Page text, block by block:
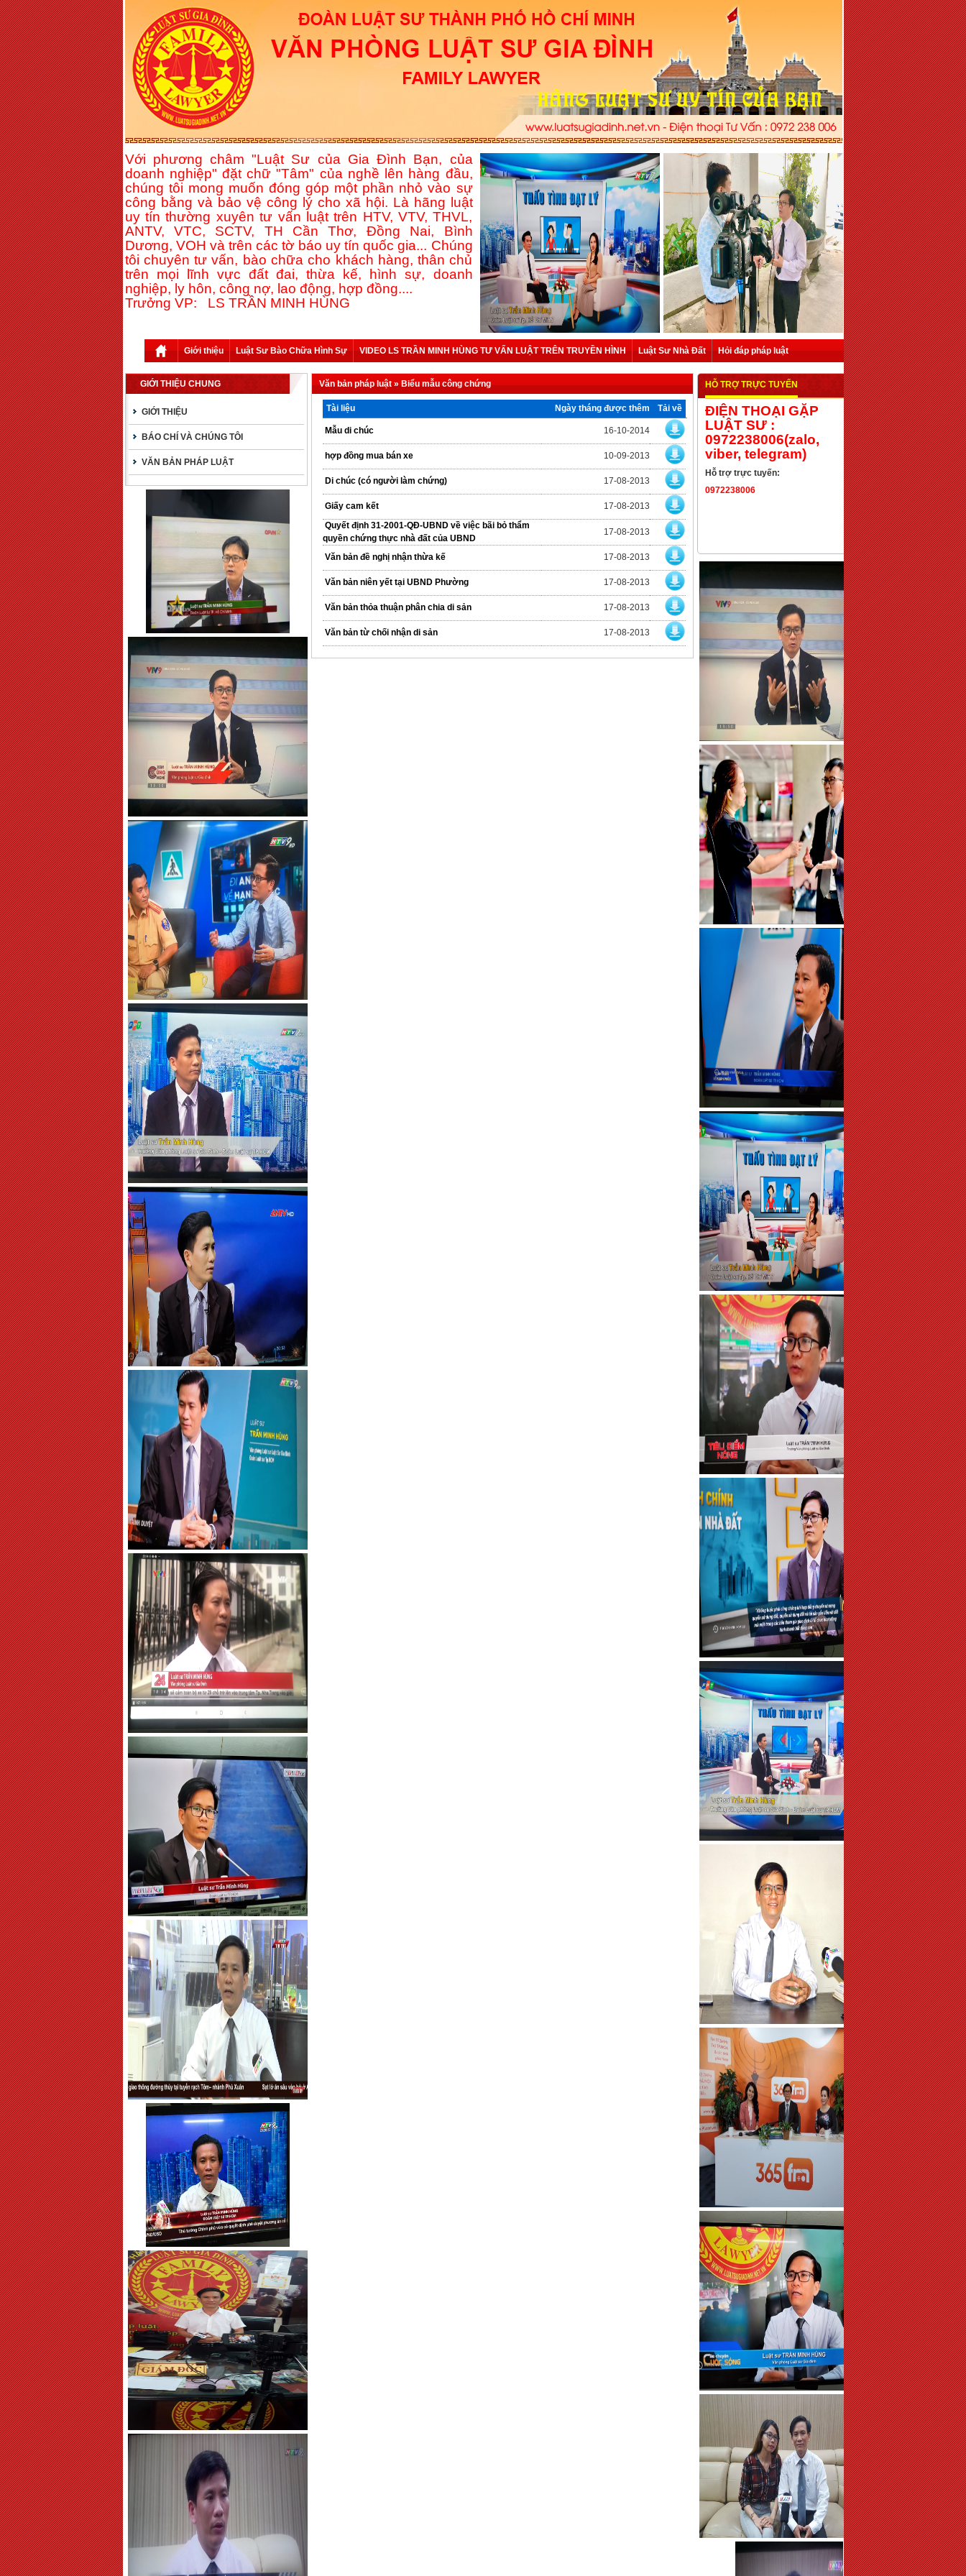
Với phương châm "Luật Sư của Gia Đình Bạn, của
doanh nghiệp" đặt chữ "Tâm" của nghề lên hàng đầu,
chúng tôi mong muốn đóng góp một phần nhỏ vào sự
công bằng và bảo vệ công lý cho xã hội. Là hãng luật
uy tín thường xuyên tư vấn luật trên HTV, VTV, THVL,
ANTV, VTC, SCTV, TH Cần Thơ, Đồng Nai, Bình
Dương, VOH và trên các tờ báo uy tín quốc gia... Chúng
tôi chuyên tư vấn, bào chữa cho khách hàng, thân chủ
trên mọi lĩnh vực đất đai, thừa kế, hình sự, doanh
nghiệp, ly hôn, công nợ, lao động, hợp đồng....
Trưởng VP: LS TRẦN MINH HÙNG
Giới thiệu Luật Sư Bào Chữa Hình Sự VIDEO LS TRẦN MINH HÙNG TƯ VẤN LUẬT TRÊN TRUYỀN HÌNH Luật Sư Nhà Đất Hỏi đáp pháp luật
GIỚI THIỆU CHUNG
GIỚI THIỆU
BÁO CHÍ VÀ CHÚNG TÔI
VĂN BẢN PHÁP LUẬT
Văn bản pháp luật»Biểu mẫu công chứng
Tài liệu Ngày tháng được thêm Tải về
Mẫu di chúc 16-10-2014
hợp đồng mua bán xe 10-09-2013
Di chúc (có người làm chứng) 17-08-2013
Giấy cam kết
17-08-2013
Quyết định 31-2001-QĐ-UBND về việc bãi bỏ thẩm
quyền chứng thực nhà đất của UBND
17-08-2013
Văn bản đề nghị nhận thừa kế 17-08-2013
Văn bản niên yết tại UBND Phường 17-08-2013
Văn bản thỏa thuận phân chia di sản 17-08-2013
Văn bản từ chối nhận di sản 17-08-2013
HỖ TRỢ TRỰC TUYẾN
ĐIỆN THOẠI GẶP
LUẬT SƯ :
0972238006(zalo,
viber, telegram)
Hỗ trợ trực tuyến:
0972238006